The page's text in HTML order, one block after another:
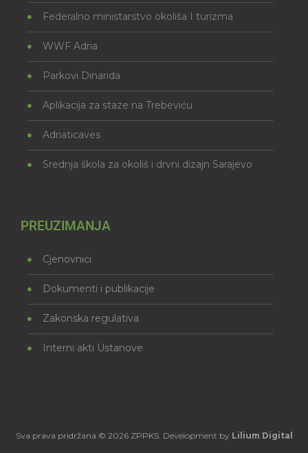
Federalno ministarstvo okoliša I turizma
WWF Adria
Parkovi Dinarida
Aplikacija za staze na Trebeviću
Adriaticaves
Srednja škola za okoliš i drvni dizajn Sarajevo
PREUZIMANJA
Cjenovnici
Dokumenti i publikacije
Zakonska regulativa
Interni akti Ustanove
Sva prava pridržana © 2026 ZPPKS. Development byLilium Digital